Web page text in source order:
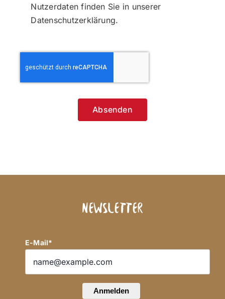
Nutzerdaten finden Sie in unserer
Datenschutzerklärung.
Absenden
Newsletter
E-Mail*
Anmelden